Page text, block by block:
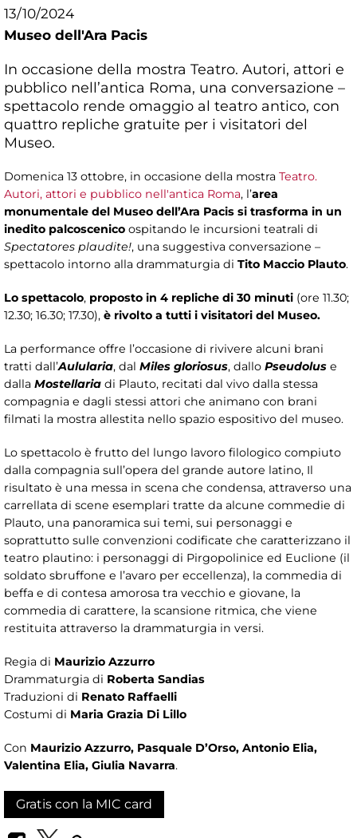
13/10/2024
Museo dell'Ara Pacis
In occasione della mostra Teatro. Autori, attori e
pubblico nell’antica Roma, una conversazione –
spettacolo rende omaggio al teatro antico, con
quattro repliche gratuite per i visitatori del
Museo.
Domenica 13 ottobre, in occasione della mostra Teatro.
Autori, attori e pubblico nell'antica Roma, l’area
monumentale del Museo dell’Ara Pacis si trasforma in un
inedito palcoscenico ospitando le incursioni teatrali di
Spectatores plaudite!, una suggestiva conversazione –
spettacolo intorno alla drammaturgia di Tito Maccio Plauto.
Lo spettacolo, proposto in 4 repliche di 30 minuti (ore 11.30;
12.30; 16.30; 17.30), è rivolto a tutti i visitatori del Museo.
La performance offre l’occasione di rivivere alcuni brani
tratti dall’Aulularia, dal Miles gloriosus, dallo Pseudolus e
dalla Mostellaria di Plauto, recitati dal vivo dalla stessa
compagnia e dagli stessi attori che animano con brani
filmati la mostra allestita nello spazio espositivo del museo.
Lo spettacolo è frutto del lungo lavoro filologico compiuto
dalla compagnia sull’opera del grande autore latino, Il
risultato è una messa in scena che condensa, attraverso una
carrellata di scene esemplari tratte da alcune commedie di
Plauto, una panoramica sui temi, sui personaggi e
soprattutto sulle convenzioni codificate che caratterizzano il
teatro plautino: i personaggi di Pirgopolinice ed Euclione (il
soldato sbruffone e l’avaro per eccellenza), la commedia di
beffa e di contesa amorosa tra vecchio e giovane, la
commedia di carattere, la scansione ritmica, che viene
restituita attraverso la drammaturgia in versi.
Regia di Maurizio Azzurro
Drammaturgia di Roberta Sandias
Traduzioni di Renato Raffaelli
Costumi di Maria Grazia Di Lillo
Con Maurizio Azzurro, Pasquale D’Orso, Antonio Elia,
Valentina Elia, Giulia Navarra.
Gratis con la MIC card